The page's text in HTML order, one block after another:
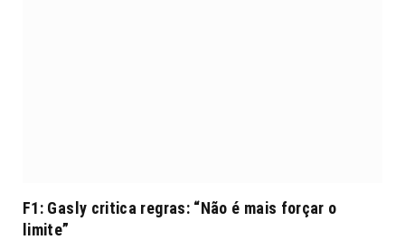
F1: Gasly critica regras: “Não é mais forçar o
limite”